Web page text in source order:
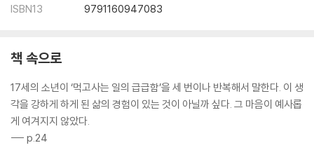
ISBN13
9791160947083
책 속으로
17세의 소년이 ‘먹고사는 일의 급급함’을 세 번이나 반복해서 말한다. 이 생
각을 강하게 하게 된 삶의 경험이 있는 것이 아닐까 싶다. 그 마음이 예사롭
게 여겨지지 않았다.
--- p.24